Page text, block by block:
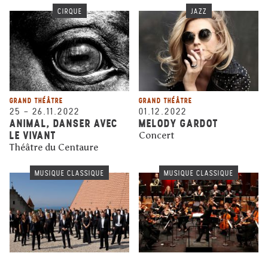
CIRQUE
GRAND THÉÂTRE
25 – 26.11.2022
ANIMAL, DANSER AVEC
LE VIVANT
Théâtre du Centaure
JAZZ
GRAND THÉÂTRE
01.12.2022
MELODY GARDOT
Concert
MUSIQUE CLASSIQUE MUSIQUE CLASSIQUE